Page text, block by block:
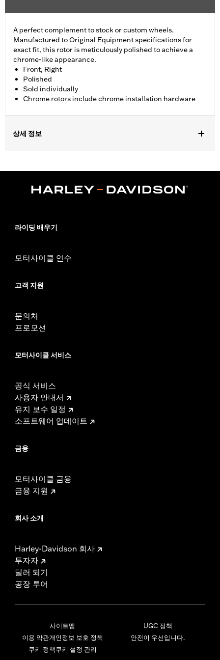
A perfect complement to stock or custom wheels.
Manufactured to Original Equipment specifications for
exact fit, this rotor is meticulously polished to achieve a
chrome-like appearance.
Front, Right
Polished
Sold individually
Chrome rotors include chrome installation hardware
상세 정보
Consult wheel I-sheet for details.
Installation Instructions
Sold In Units:Each
In the Box:Rotor and chrome installation hardware
라이딩 배우기
모터사이클 연수
고객 지원
문의처
프로모션
모터사이클 서비스
공식 서비스
사용자 안내서
유지 보수 일정
소프트웨어 업데이트
금융
모터사이클 금융
금융 지원
회사 소개
Harley-Davidson 회사
투자자
딜러 되기
공장 투어
사이트맵
이용 약관개인정보 보호 정책
쿠키 정책쿠키 설정 관리
UGC 정책
안전이 우선입니다.